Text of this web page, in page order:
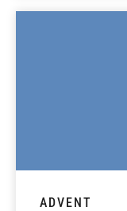
ADVENT